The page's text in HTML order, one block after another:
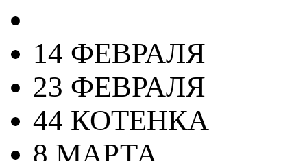
14 ФЕВРАЛЯ
23 ФЕВРАЛЯ
44 КОТЕНКА
8 МАРТА